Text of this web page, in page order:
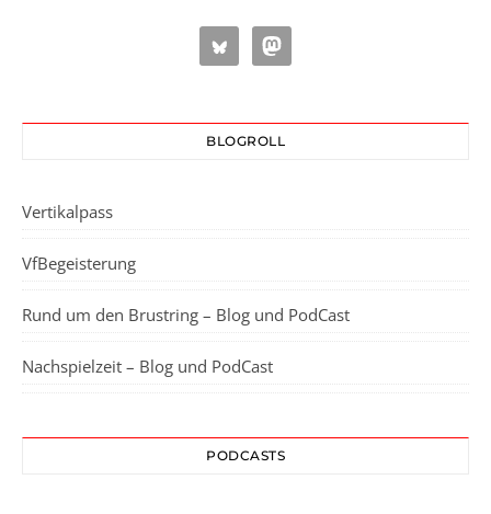
BLOGROLL
Vertikalpass
VfBegeisterung
Rund um den Brustring – Blog und PodCast
Nachspielzeit – Blog und PodCast
PODCASTS